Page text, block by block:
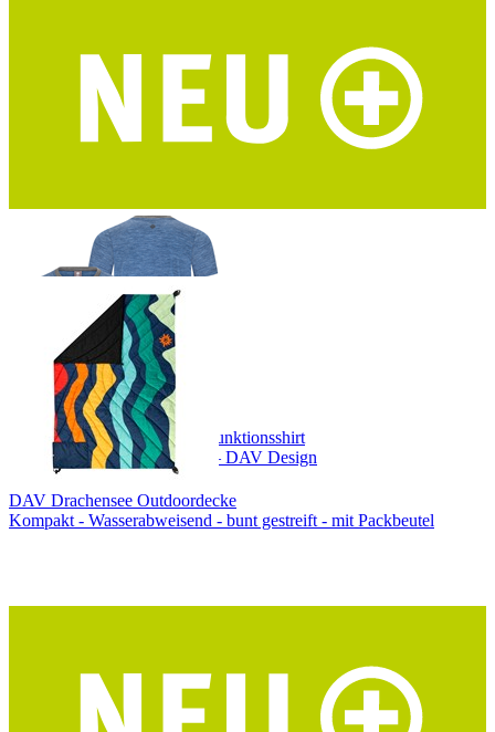
PIEPS Bivy Duo Biwaksack
2 Personen - 8 verstärkte Ösen - geeignet als Nottrage
DAV Hocheisspitze Herren Funktionsshirt
Merino-Tencel® – blau/grau – DAV Design
DAV Drachensee Outdoordecke
Kompakt - Wasserabweisend - bunt gestreift - mit Packbeutel